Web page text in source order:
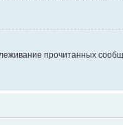
прочитанных